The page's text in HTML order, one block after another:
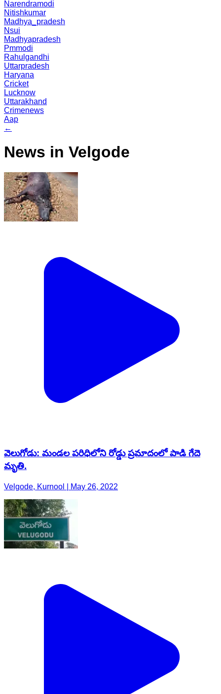
Narendramodi
Nitishkumar
Madhya_pradesh
Nsui
Madhyapradesh
Pmmodi
Rahulgandhi
Uttarpradesh
Haryana
Cricket
Lucknow
Uttarakhand
Crimenews
Aap
←
News in Velgode
వెలుగోడు: మండల పరిధిలోని రోడ్డు ప్రమాదంలో పాడి గేదె
మృతి.
Velgode, Kurnool | May 26, 2022